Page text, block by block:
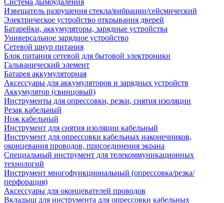
Система дымоудаления
Извещатель разрушения стекла/вибрации/сейсмический
Электрическое устройство открывания дверей
Батарейки, аккумуляторы, зарядные устройства
Универсальное зарядное устройство
Сетевой шнур питания
Блок питания сетевой для бытовой электроники
Гальванический элемент
Батарея аккумуляторная
Аксессуары для аккумуляторов и зарядных устройств
Аккумулятор (свинцовый)
Инструменты для опрессовки, резки, снятия изоляции
Резак кабельный
Нож кабельный
Инструмент для снятия изоляции кабельный
Инструмент для опрессовки кабельных наконечников,
оконцевания проводов, присоединения экрана
Специальный инструмент для телекоммуникационных
технологий
Инструмент многофункциональный (опрессовка/резка/
перфорация)
Аксессуары для оконцевателей проводов
Вкладыш для инструмента для опрессовки кабельных